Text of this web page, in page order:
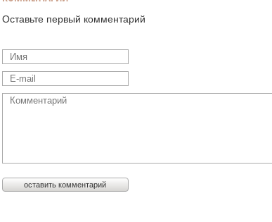
Оставьте первый комментарий